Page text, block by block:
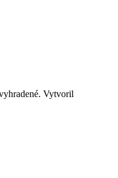
Vytvoril